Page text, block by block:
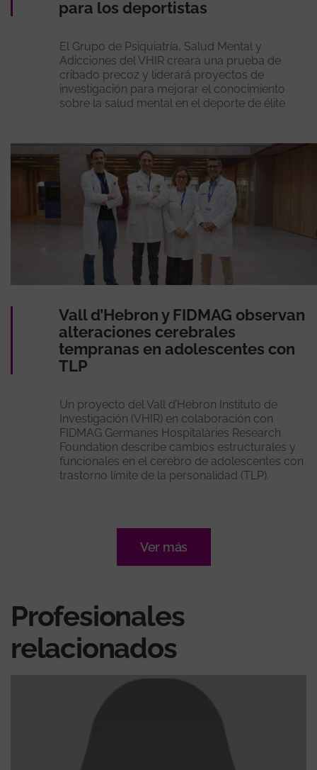
para los deportistas
El Grupo de Psiquiatría, Salud Mental y
Adicciones del VHIR creará una prueba de
cribado precoz y liderará proyectos de
investigación para mejorar el conocimiento
sobre la salud mental en el deporte de élite
Vall d’Hebron y FIDMAG observan
alteraciones cerebrales
tempranas en adolescentes con
TLP
Un proyecto del Vall d’Hebron Instituto de
Investigación (VHIR) en colaboración con
FIDMAG Germanes Hospitalàries Research
Foundation describe cambios estructurales y
funcionales en el cerebro de adolescentes con
trastorno límite de la personalidad (TLP).
Ver más
Profesionales
relacionados